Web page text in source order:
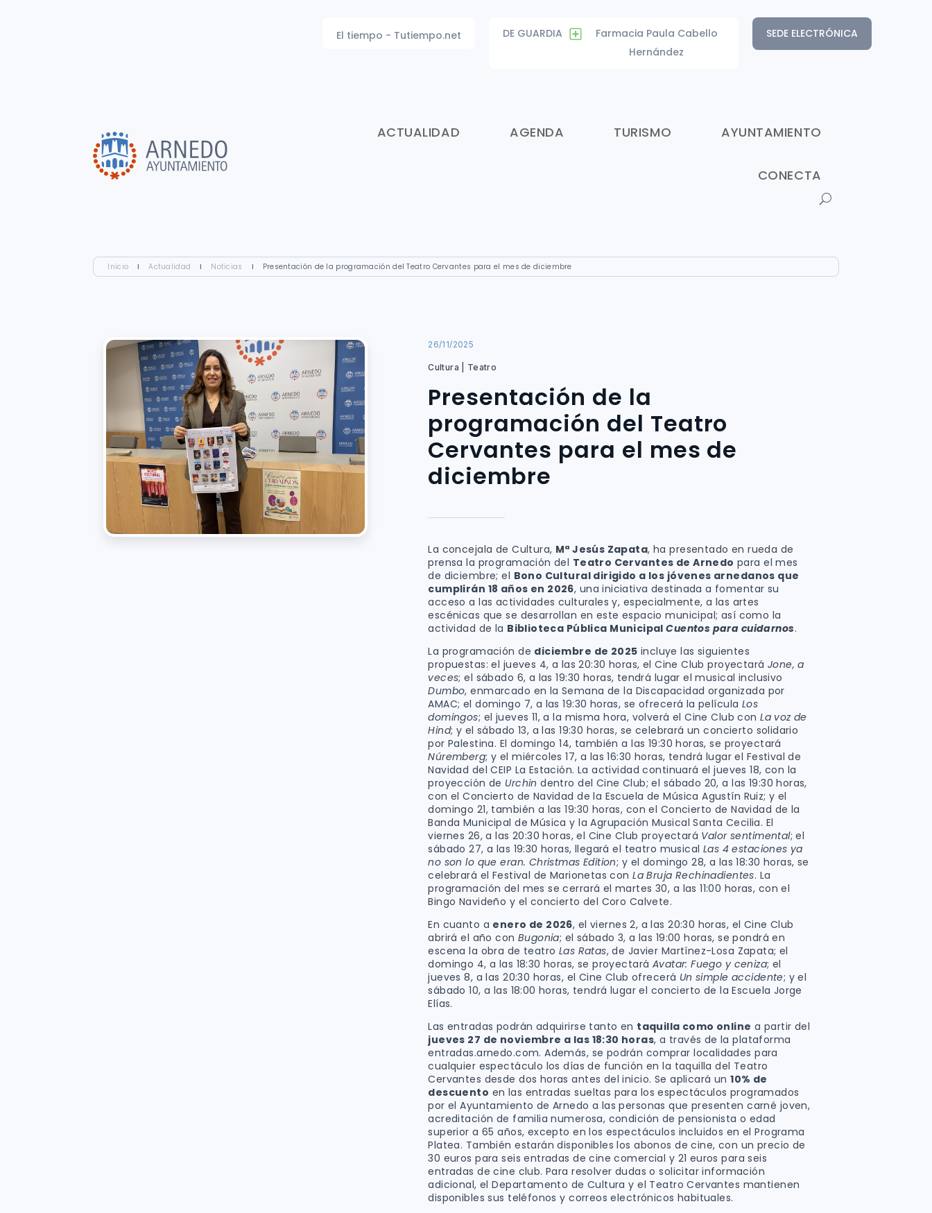
SEDE ELECTRÓNICA
DE GUARDIA
Farmacia Paula Cabello
Hernández
El tiempo - Tutiempo.net
ACTUALIDAD AGENDA TURISMO AYUNTAMIENTO
CONECTA
Inicio I Actualidad I Noticias I Presentación de la programación del Teatro Cervantes para el mes de diciembre
26/11/2025
Cultura | Teatro
Presentación de la
programación del Teatro
Cervantes para el mes de
diciembre
La concejala de Cultura, Mª Jesús Zapata, ha presentado en rueda de
prensa la programación del Teatro Cervantes de Arnedo para el mes
de diciembre; el Bono Cultural dirigido a los jóvenes arnedanos que
cumplirán 18 años en 2026, una iniciativa destinada a fomentar su
acceso a las actividades culturales y, especialmente, a las artes
escénicas que se desarrollan en este espacio municipal; así como la
actividad de la Biblioteca Pública MunicipalCuentos para cuidarnos.
La programación de diciembre de 2025 incluye las siguientes
propuestas: el jueves 4, a las 20:30 horas, el Cine Club proyectará Jone, a
veces; el sábado 6, a las 19:30 horas, tendrá lugar el musical inclusivo
Dumbo, enmarcado en la Semana de la Discapacidad organizada por
AMAC; el domingo 7, a las 19:30 horas, se ofrecerá la película Los
domingos; el jueves 11, a la misma hora, volverá el Cine Club conLa voz de
Hind; y el sábado 13, a las 19:30 horas, se celebrará un concierto solidario
por Palestina. El domingo 14, también a las 19:30 horas, se proyectará
Núremberg; y el miércoles 17, a las 16:30 horas, tendrá lugar el Festival de
Navidad del CEIP La Estación. La actividad continuará el jueves 18, con la
proyección de Urchin dentro del Cine Club; el sábado 20, a las 19:30 horas,
con el Concierto de Navidad de la Escuela de Música Agustín Ruiz; y el
domingo 21, también a las 19:30 horas, con el Concierto de Navidad de la
Banda Municipal de Música y la Agrupación Musical Santa Cecilia. El
viernes 26, a las 20:30 horas, el Cine Club proyectará Valor sentimental; el
sábado 27, a las 19:30 horas, llegará el teatro musical Las 4 estaciones ya
no son lo que eran. Christmas Edition; y el domingo 28, a las 18:30 horas, se
celebrará el Festival de Marionetas conLa Bruja Rechinadientes. La
programación del mes se cerrará el martes 30, a las 11:00 horas, con el
Bingo Navideño y el concierto del Coro Calvete.
En cuanto a enero de 2026, el viernes 2, a las 20:30 horas, el Cine Club
abrirá el año con Bugonia; el sábado 3, a las 19:00 horas, se pondrá en
escena la obra de teatro Las Ratas, de Javier Martínez-Losa Zapata; el
domingo 4, a las 18:30 horas, se proyectará Avatar: Fuego y ceniza; el
jueves 8, a las 20:30 horas, el Cine Club ofrecerá Un simple accidente; y el
sábado 10, a las 18:00 horas, tendrá lugar el concierto de la Escuela Jorge
Elías.
Las entradas podrán adquirirse tanto en taquilla como online a partir del
jueves 27 de noviembre a las 18:30 horas, a través de la plataforma
entradas.arnedo.com. Además, se podrán comprar localidades para
cualquier espectáculo los días de función en la taquilla del Teatro
Cervantes desde dos horas antes del inicio. Se aplicará un10% de
descuento en las entradas sueltas para los espectáculos programados
por el Ayuntamiento de Arnedo a las personas que presenten carné joven,
acreditación de familia numerosa, condición de pensionista o edad
superior a 65 años, excepto en los espectáculos incluidos en el Programa
Platea. También estarán disponibles los abonos de cine, con un precio de
30 euros para seis entradas de cine comercial y 21 euros para seis
entradas de cine club. Para resolver dudas o solicitar información
adicional, el Departamento de Cultura y el Teatro Cervantes mantienen
disponibles sus teléfonos y correos electrónicos habituales.